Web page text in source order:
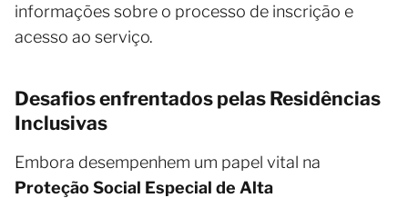
informações sobre o processo de inscrição e
acesso ao serviço.
Desafios enfrentados pelas Residências
Inclusivas
Embora desempenhem um papel vital na
Proteção Social Especial de Alta